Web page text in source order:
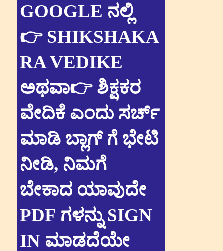
GOOGLE ನಲ್ಲಿ
👉 SHIKSHAKA
RA VEDIKE
ಅಥವಾ👉 ಶಿಕ್ಷಕರ
ವೇದಿಕೆ ಎಂದು ಸರ್ಚ್
ಮಾಡಿ ಬ್ಲಾಗ್ ಗೆ ಭೇಟಿ
ನೀಡಿ, ನಿಮಗೆ
ಬೇಕಾದ ಯಾವುದೇ
PDF ಗಳನ್ನು SIGN
IN ಮಾಡದೆಯೇ